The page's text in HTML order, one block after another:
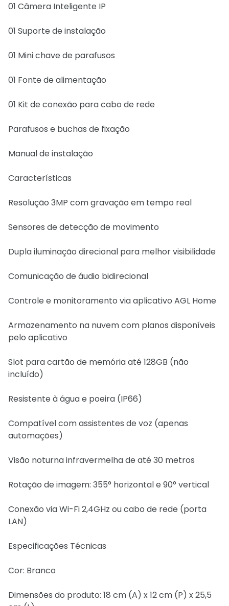
01 Câmera Inteligente IP
01 Suporte de instalação
01 Mini chave de parafusos
01 Fonte de alimentação
01 Kit de conexão para cabo de rede
Parafusos e buchas de fixação
Manual de instalação
Características
Resolução 3MP com gravação em tempo real
Sensores de detecção de movimento
Dupla iluminação direcional para melhor visibilidade
Comunicação de áudio bidirecional
Controle e monitoramento via aplicativo AGL Home
Armazenamento na nuvem com planos disponíveis
pelo aplicativo
Slot para cartão de memória até 128GB (não
incluído)
Resistente à água e poeira (IP66)
Compatível com assistentes de voz (apenas
automações)
Visão noturna infravermelha de até 30 metros
Rotação de imagem: 355° horizontal e 90° vertical
Conexão via Wi-Fi 2,4GHz ou cabo de rede (porta
LAN)
Especificações Técnicas
Cor: Branco
Dimensões do produto: 18 cm (A) x 12 cm (P) x 25,5